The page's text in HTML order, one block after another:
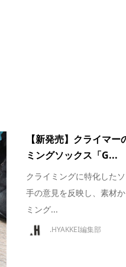
【新発売】クライマ
ミングソックス「G...
クライミングに特化した
手の意見を反映し、素材
ミング...
.HYAKKEI編集部